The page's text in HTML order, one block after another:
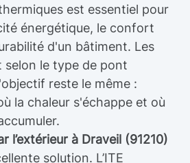
est essentiel pour
énergétique, le confort
d'un bâtiment. Les
selon le type de pont
reste le même :
la chaleur s'échappe et où
l’extérieur à Draveil (91210)
solution. L’ITE